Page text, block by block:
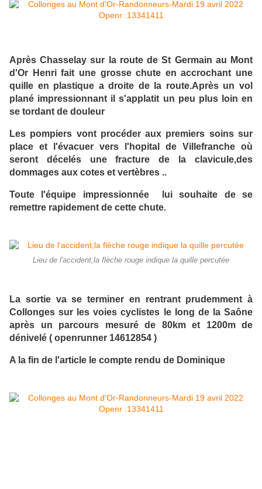
Après Chasselay sur la route de St Germain au Mont
d'Or Henri fait une grosse chute en accrochant une
quille en plastique a droite de la route.Après un vol
plané impressionnant il s'applatit un peu plus loin en
se tordant de douleur
Les pompiers vont procéder aux premiers soins sur
place et l'évacuer vers l'hopital de Villefranche où
seront décelés une fracture de la clavicule,des
dommages aux cotes et vertèbres ..
Toute l'équipe impressionnée lui souhaite de se
remettre rapidement de cette chute.
Lieu de l'accident,la flèche rouge indique la quille percutée
La sortie va se terminer en rentrant prudemment à
Collonges sur les voies cyclistes le long de la Saône
après un parcours mesuré de 80km et 1200m de
dénivelé ( openrunner 14612854 )
A la fin de l'article le compte rendu de Dominique